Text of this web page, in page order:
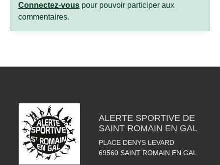
Connectez-vous pour pouvoir participer aux
commentaires.
ALERTE SPORTIVE DE
SAINT ROMAIN EN GAL
PLACE DENYS LEVARD
69560 SAINT ROMAIN EN GAL